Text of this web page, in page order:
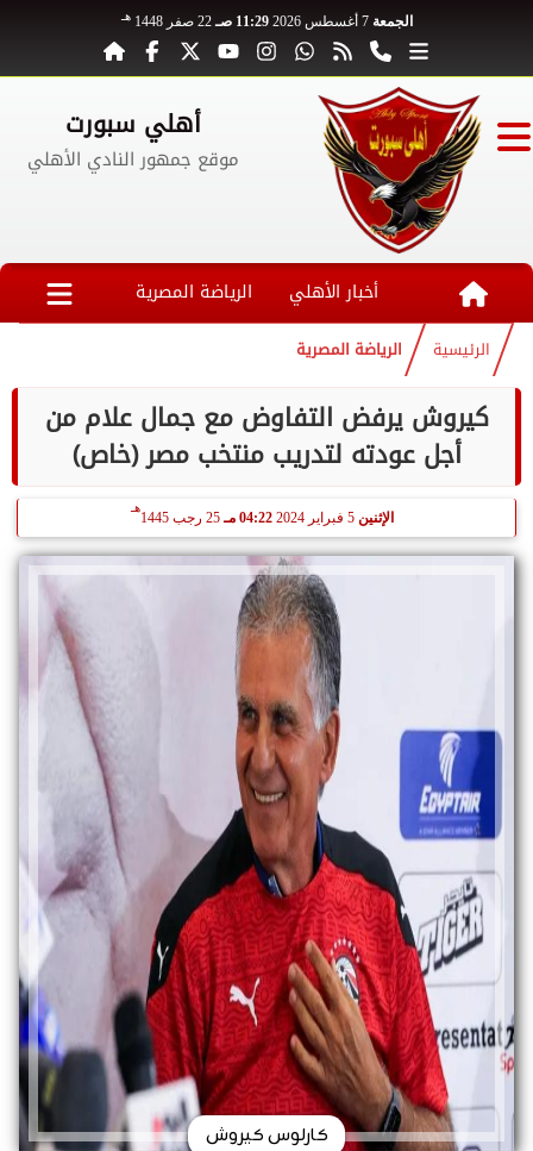
الجمعة 7 أغسطس 2026 11:29 صـ 22 صفر 1448 هـ
أهلي سبورت
موقع جمهور النادي الأهلي
أخبار الأهلي الرياضة المصرية
الرئيسية الرياضة المصرية
كيروش يرفض التفاوض مع جمال علام من
أجل عودته لتدريب منتخب مصر (خاص)
الإثنين 5 فبراير 2024 04:22 مـ 25 رجب 1445
هـ
كارلوس كيروش